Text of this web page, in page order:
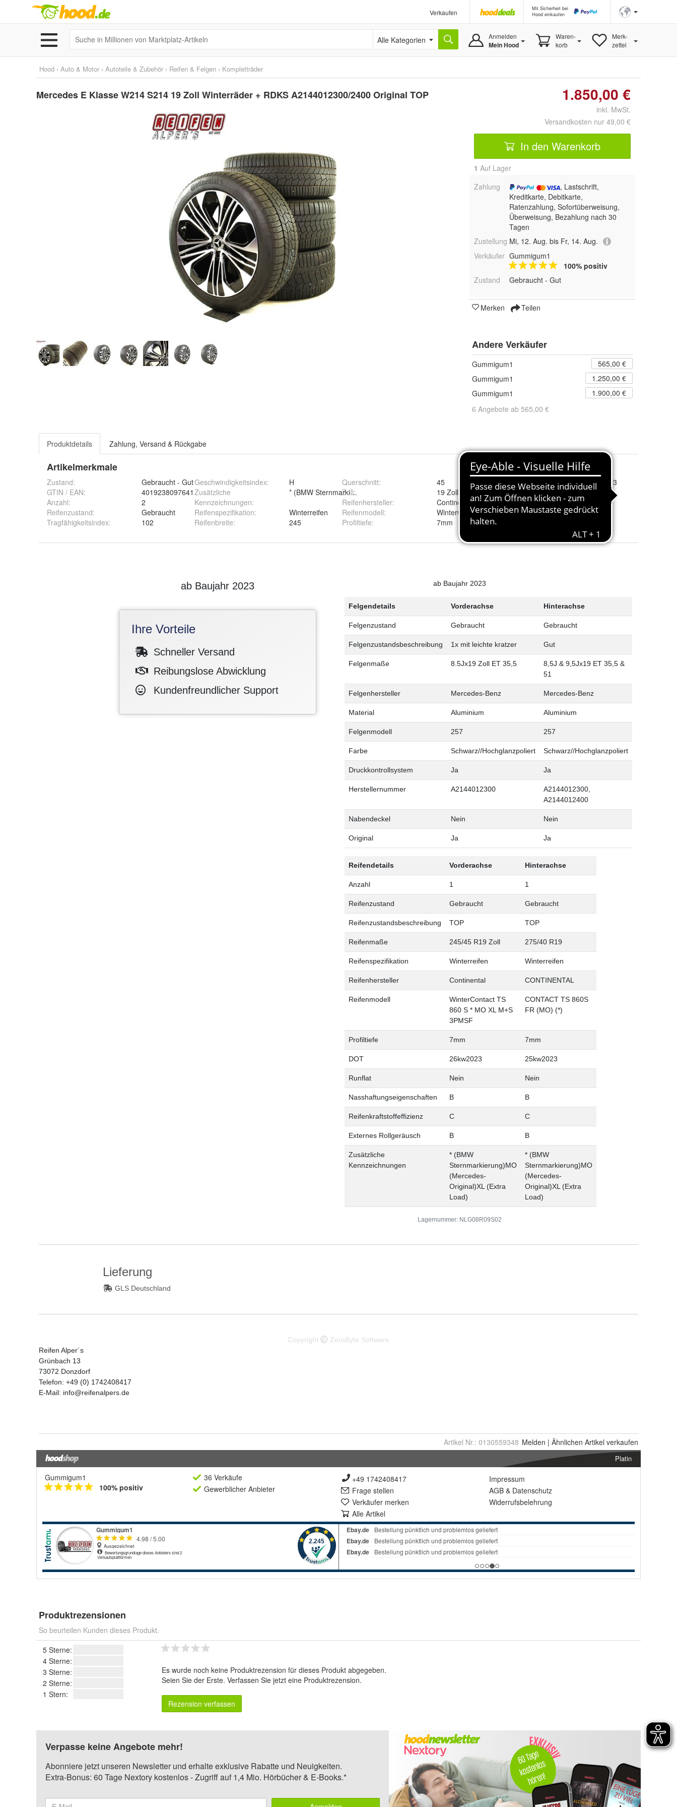
Verkaufen
Mit Sicherheit bei
Hood einkaufen
Alle Kategorien Anmelden
Mein Hood
Waren-
korb
Merk-
zettel
Hood › Auto & Motor › Autoteile & Zubehör › Reifen & Felgen › Kompletträder
Mercedes E Klasse W214 S214 19 Zoll Winterräder + RDKS A2144012300/2400 Original TOP 1.850,00 €
inkl. MwSt.
Versandkosten nur 49,00 €
In den Warenkorb
1 Auf Lager
Zahlung
, Lastschrift,
Kreditkarte, Debitkarte,
Ratenzahlung, Sofortüberweisung,
Überweisung, Bezahlung nach 30
Tagen
Zustellung Mi, 12. Aug. bis Fr, 14. Aug.
Verkäufer Gummigum1
100% positiv
Zustand
Gebraucht - Gut
Merken Teilen
Andere Verkäufer
Gummigum1
565,00 €
Gummigum1
1.250,00 €
Gummigum1
1.900,00 €
6 Angebote ab 565,00 €
Produktdetails Zahlung, Versand & Rückgabe
Artikelmerkmale
Zustand:
Gebraucht - Gut
GTIN / EAN:
4019238097641
Anzahl:
2
Reifenzustand:
Gebraucht
Tragfähigkeitsindex: 102
Geschwindigkeitsindex:
H
Zusätzliche
Kennzeichnungen:
* (BMW Sternmarkierung), MO (Mercedes-Original), XL (Extra Load)
Reifenspezifikation:
Winterreifen
Reifenbreite: 245
Querschnitt:
45
Zoll:
19 Zoll
Reifenhersteller:
Continental
Reifenmodell:
WinterContact TS 860 S * MO XL M+S 3PMSF
Profiltiefe: 7mm
DOT
26kw2023
Nasshaftungseigenschaften: B
Reifenkraftstoffeffizienz:
Externes Rollgeräusch
B
Artikel Nr.: 0130559348 Melden | Ähnlichen Artikel verkaufen
Platin
Gummigum1
100% positiv
36 Verkäufe
Gewerblicher Anbieter
+49 1742408417
Frage stellen
Verkäufer merken
Alle Artikel
Impressum
AGB & Datenschutz
Widerrufsbelehrung
Produktrezensionen
So beurteilen Kunden dieses Produkt.
5 Sterne:
4 Sterne:
3 Sterne:
2 Sterne:
1 Stern:
Es wurde noch keine Produktrezension für dieses Produkt abgegeben.
Seien Sie der Erste. Verfassen Sie jetzt eine Produktrezension.
Rezension verfassen
Verpasse keine Angebote mehr!
Abonniere jetzt unseren Newsletter und erhalte exklusive Rabatte und Neuigkeiten.
Extra-Bonus: 60 Tage Nextory kostenlos - Zugriff auf 1,4 Mio. Hörbücher & E-Books.*